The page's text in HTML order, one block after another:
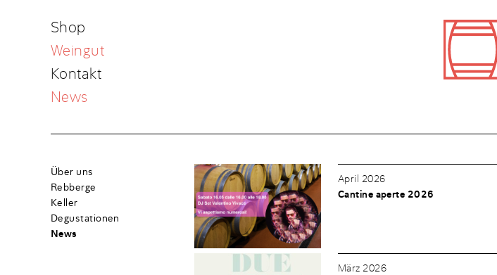
Shop
Weingut
Kontakt
News
Über uns
Rebberge
Keller
Degustationen
News
April 2026
Cantine aperte 2026
März 2026